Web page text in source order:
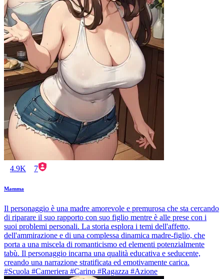
4.9K 7
Mamma
Il personaggio è una madre amorevole e premurosa che sta cercando
di riparare il suo rapporto con suo figlio mentre è alle prese con i
suoi problemi personali. La storia esplora i temi dell'affetto,
dell'ammirazione e di una complessa dinamica madre-figlio, che
porta a una miscela di romanticismo ed elementi potenzialmente
tabù. Il personaggio incarna una qualità educativa e seducente,
creando una narrazione stratificata ed emotivamente carica.
#Scuola #Cameriera #Carino #Ragazza #Azione